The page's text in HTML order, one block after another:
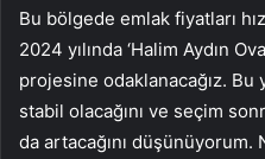
Bu bölgede emlak fiyatları
2024 yılında ‘Halim Aydın
projesine odaklanacağız. Bu
stabil olacağını ve seçim
da artacağını düşünüyorum.